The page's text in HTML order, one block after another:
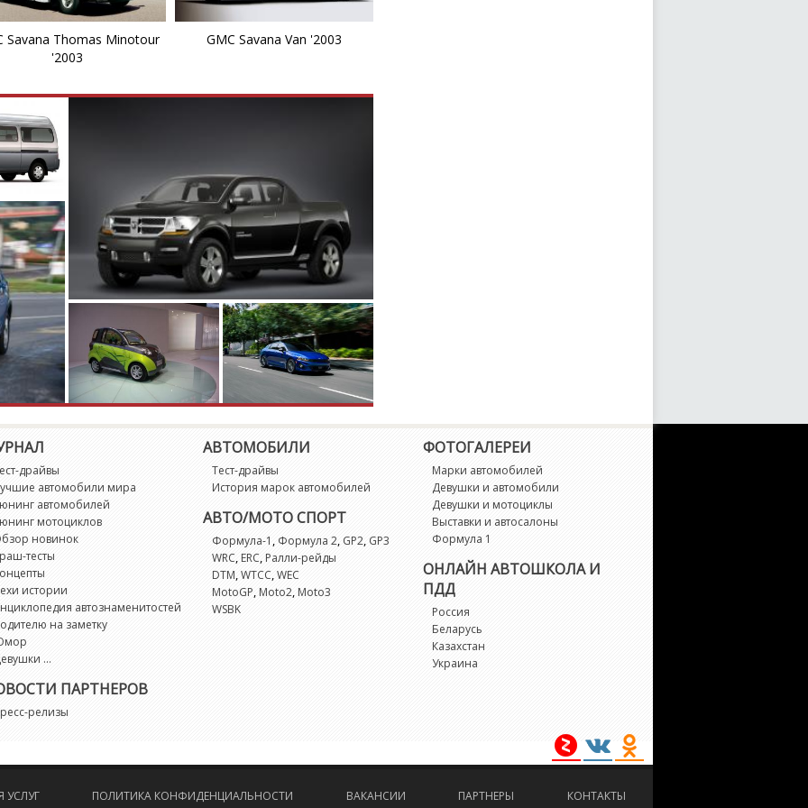
Savana Thomas Minotour
'2003
GMC Savana Van '2003
драйвы
автомобили мира
автомобилей
мотоциклов
новинок
тесты
истории
автознаменитостей
на заметку
...
ПАРТНЕРОВ
релизы
АВТОМОБИЛИ
Тест-драйвы
История марок автомобилей
АВТО/МОТО СПОРТ
Формула-1 , Формула 2, GP2, GP3
WRC,ERC,Ралли-рейды
DTM,WTCC,WEC
MotoGP,Moto2,Moto3
WSBK
ФОТОГАЛЕРЕИ
Марки автомобилей
Девушки и автомобили
Девушки и мотоциклы
Выставки и автосалоны
Формула 1
ОНЛАЙН АВТОШКОЛА И
ПДД
Россия
Беларусь
Казахстан
Украина
УСЛУГ ПОЛИТИКА КОНФИДЕНЦИАЛЬНОСТИ ВАКАНСИИ ПАРТНЕРЫ КОНТАКТЫ